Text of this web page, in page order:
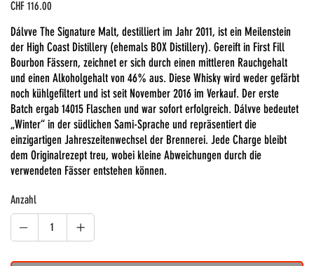
Preis
CHF 116.00
Dálvve The Signature Malt, destilliert im Jahr 2011, ist ein Meilenstein
der High Coast Distillery (ehemals BOX Distillery). Gereift in First Fill
Bourbon Fässern, zeichnet er sich durch einen mittleren Rauchgehalt
und einen Alkoholgehalt von 46% aus. Diese Whisky wird weder gefärbt
noch kühlgefiltert und ist seit November 2016 im Verkauf. Der erste
Batch ergab 14015 Flaschen und war sofort erfolgreich. Dálvve bedeutet
„Winter“ in der südlichen Sami-Sprache und repräsentiert die
einzigartigen Jahreszeitenwechsel der Brennerei. Jede Charge bleibt
dem Originalrezept treu, wobei kleine Abweichungen durch die
verwendeten Fässer entstehen können.
Anzahl